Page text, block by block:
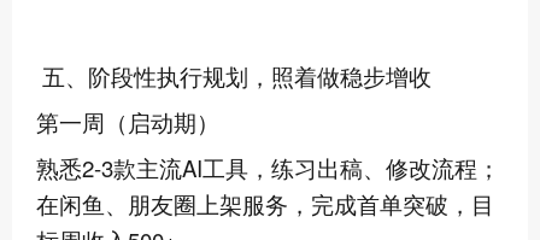
五、阶段性执行规划，照着做稳步增收
第一周（启动期）
熟悉2-3款主流AI工具，练习出稿、修改流程；
在闲鱼、朋友圈上架服务，完成首单突破，目